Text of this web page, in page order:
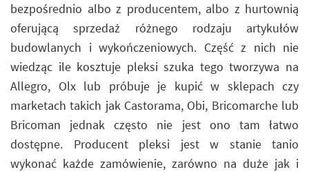
bezpośrednio albo z producentem, albo z hurtownią
oferującą sprzedaż różnego rodzaju artykułów
budowlanych i wykończeniowych. Część z nich nie
wiedząc ile kosztuje pleksi szuka tego tworzywa na
Allegro, Olx lub próbuje je kupić w sklepach czy
marketach takich jak Castorama, Obi, Bricomarche lub
Bricoman jednak często nie jest ono tam łatwo
dostępne. Producent pleksi jest w stanie tanio
wykonać każde zamówienie, zarówno na duże jak i